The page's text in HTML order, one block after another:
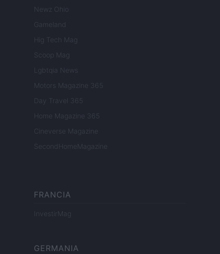
Newz Ohio
Gameland
Hig Tech Mag
Scoop Mag
Lgbtqia News
Motors Magazine 365
Day Travel 365
Home Magazine 365
Cineverse Magazine
SecondHomeMagazine
FRANCIA
InvestirMag
GERMANIA